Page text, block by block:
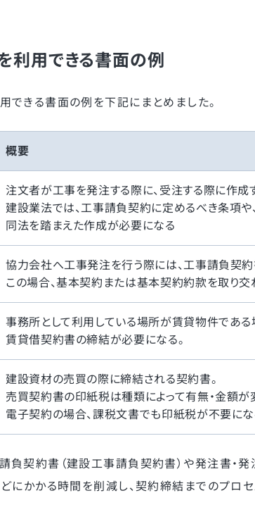
利用できる書面の例
きる書面の例を下記にまとめました。
概要
注文者が工事を発注する際に、受注する際に作成
建設業法では、工事請負契約に定めるべき条項や
同法を踏まえた作成が必要になる
協力会社へ工事発注を行う際には、工事請負契約
この場合、基本契約または基本契約約款を取り交
事務所として利用している場所が賃貸物件である
賃貸借契約書の締結が必要になる。
建設資材の売買の際に締結される契約書。
売買契約書の印紙税は種類によって有無・金額が
電子契約の場合、課税文書でも印紙税が不要にな
負契約書（建設工事請負契約書）や発注書・
にかかる時間を削減し、契約締結までのプロ